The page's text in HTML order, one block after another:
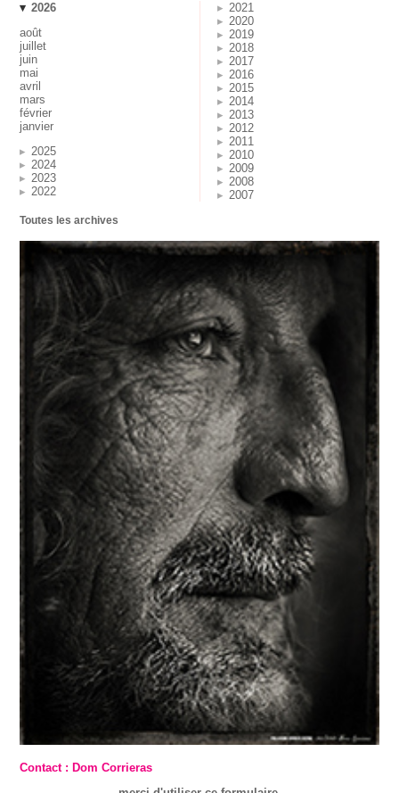
2026
août
juillet
juin
mai
avril
mars
février
janvier
2025
2024
2023
2022
2021
2020
2019
2018
2017
2016
2015
2014
2013
2012
2011
2010
2009
2008
2007
Toutes les archives
Contact : Dom Corrieras